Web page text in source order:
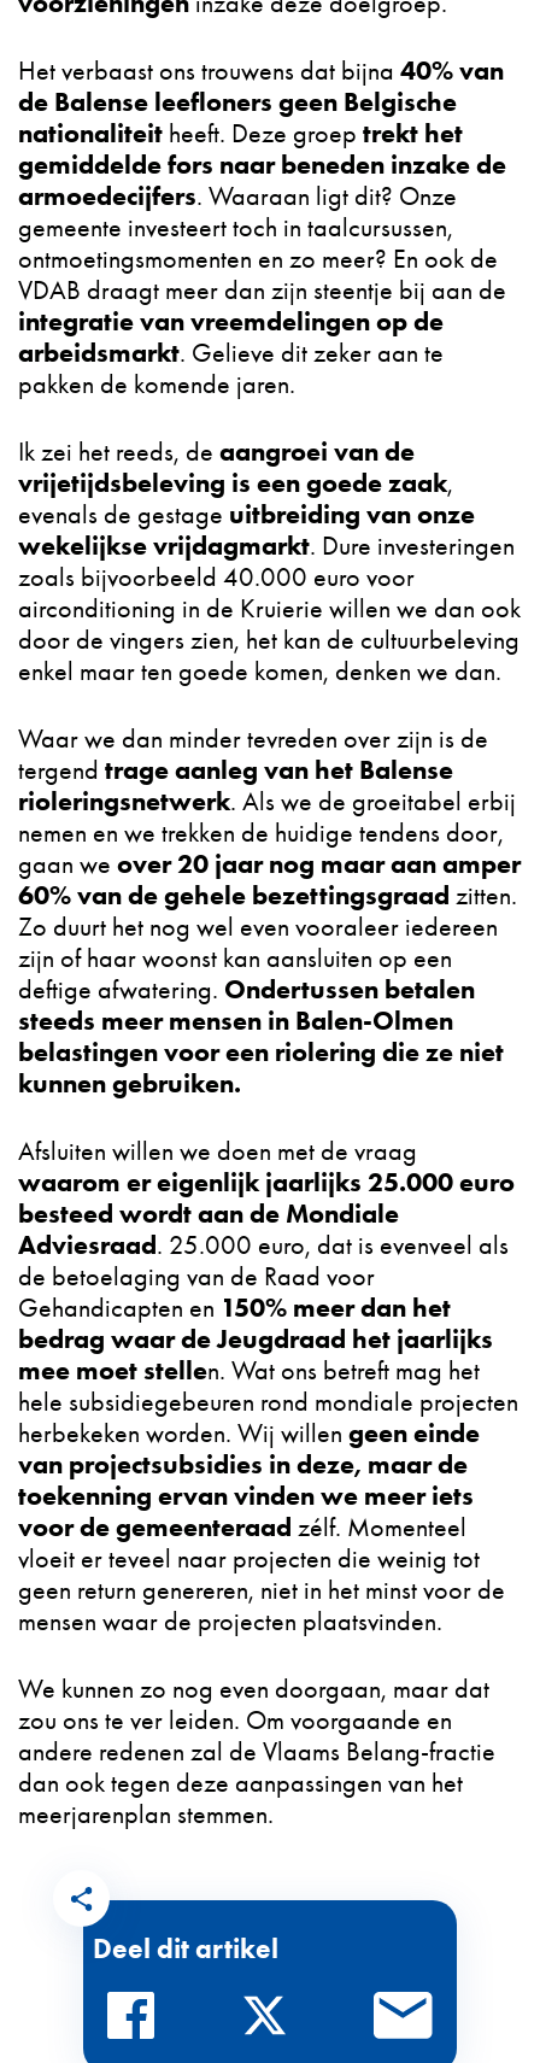
Het verbaast ons trouwens dat bijna 40% van
de Balense leefloners geen Belgische
nationaliteit heeft. Deze groep trekt het
gemiddelde fors naar beneden inzake de
armoedecijfers. Waaraan ligt dit? Onze
gemeente investeert toch in taalcursussen,
ontmoetingsmomenten en zo meer? En ook de
VDAB draagt meer dan zijn steentje bij aan de
integratie van vreemdelingen op de
arbeidsmarkt. Gelieve dit zeker aan te
pakken de komende jaren.
Ik zei het reeds, de aangroei van de
vrijetijdsbeleving is een goede zaak,
evenals de gestage uitbreiding van onze
wekelijkse vrijdagmarkt. Dure investeringen
zoals bijvoorbeeld 40.000 euro voor
airconditioning in de Kruierie willen we dan ook
door de vingers zien, het kan de cultuurbeleving
enkel maar ten goede komen, denken we dan.
Waar we dan minder tevreden over zijn is de
tergend trage aanleg van het Balense
rioleringsnetwerk. Als we de groeitabel erbij
nemen en we trekken de huidige tendens door,
gaan we over 20 jaar nog maar aan amper
60% van de gehele bezettingsgraad zitten.
Zo duurt het nog wel even vooraleer iedereen
zijn of haar woonst kan aansluiten op een
deftige afwatering. Ondertussen betalen
steeds meer mensen in Balen-Olmen
belastingen voor een riolering die ze niet
kunnen gebruiken.
Afsluiten willen we doen met de vraag
waarom er eigenlijk jaarlijks 25.000 euro
besteed wordt aan de Mondiale
Adviesraad. 25.000 euro, dat is evenveel als
de betoelaging van de Raad voor
Gehandicapten en 150% meer dan het
bedrag waar de Jeugdraad het jaarlijks
mee moet stellen. Wat ons betreft mag het
hele subsidiegebeuren rond mondiale projecten
herbekeken worden. Wij willen geen einde
van projectsubsidies in deze, maar de
toekenning ervan vinden we meer iets
voor de gemeenteraad zélf. Momenteel
vloeit er teveel naar projecten die weinig tot
geen return genereren, niet in het minst voor de
mensen waar de projecten plaatsvinden.
We kunnen zo nog even doorgaan, maar dat
zou ons te ver leiden. Om voorgaande en
andere redenen zal de Vlaams Belang-fractie
dan ook tegen deze aanpassingen van het
meerjarenplan stemmen.
Deel dit artikel